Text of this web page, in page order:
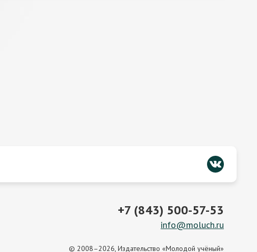
+7 (843) 500-57-53
info@moluch.ru
© 2008–2026, Издательство «Молодой учёный»